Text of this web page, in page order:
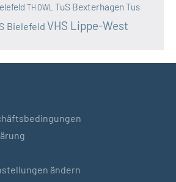
TH OWL TuS BexterhagenTus
Bielefeld VHS Lippe-West
ändern